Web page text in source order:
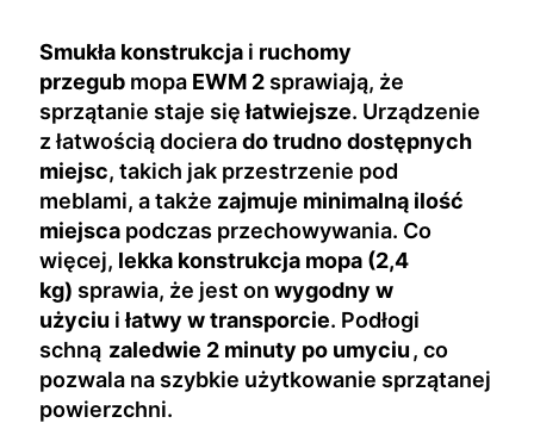
Smukła konstrukcja i ruchomy
przegub mopa EWM 2 sprawiają, że
sprzątanie staje sięłatwiejsze. Urządzenie
z łatwością docierado trudno dostępnych
miejsc, takich jak przestrzenie pod
meblami, a także zajmuje minimalną ilość
miejsca podczas przechowywania. Co
więcej, lekka konstrukcja mopa (2,4
kg) sprawia, że jest on wygodny w
użyciu iłatwy w transporcie. Podłogi
schną zaledwie 2 minuty po umyciu, co
pozwala na szybkie użytkowanie sprzątanej
powierzchni.